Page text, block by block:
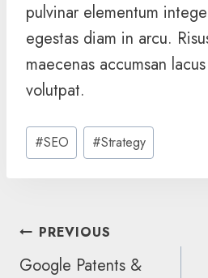
pulvinar elementum
egestas diam in arcu.
maecenas accumsan
volutpat.
Post
Tags:
#SEO #Strategy
POST
NAVIGATION
PREVIOUS
Google Patents &